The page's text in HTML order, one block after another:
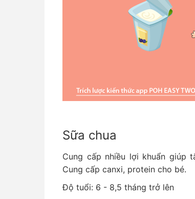
Sữa chua
Cung cấp nhiều lợi khuẩn giúp
Cung cấp canxi, protein cho bé.
Độ tuổi: 6 - 8,5 tháng trở lên